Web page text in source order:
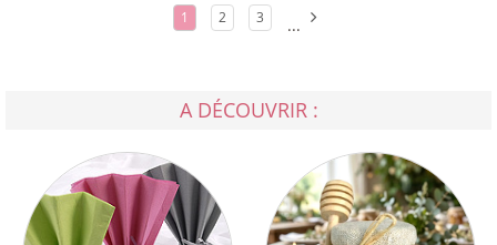
1 2 3 ...
A DÉCOUVRIR :